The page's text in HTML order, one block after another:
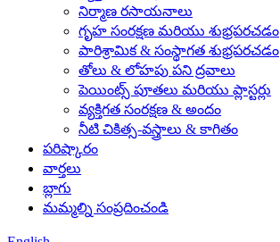
నిర్మాణ రసాయనాలు
గృహ సంరక్షణ మరియు శుభ్రపరచడం
పారిశ్రామిక & సంస్థాగత శుభ్రపరచడం
తోలు & లోహపు పని ద్రవాలు
పెయింట్స్ పూతలు మరియు ప్లాస్టర్లు
వ్యక్తిగత సంరక్షణ & అందం
నీటి చికిత్స-వస్త్రాలు & కాగితం
పరిష్కారం
వార్తలు
బ్లాగు
మమ్మల్ని సంప్రదించండి